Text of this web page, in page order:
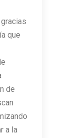
que
de
a la